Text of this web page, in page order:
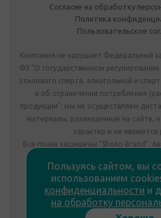
Согласие на обработку
Политика
Пользовательское
Компания не нарушает Федеральный
ФЗ "О государственном
этилового спирта, алкогольной и
и об ограничении потребления
продукции": мы не осуществляем
материалы, размещенные на сайте,
характер и не являются
Все права защищены "Shoko Brand".
Комплектация подарка может
Информация на сайте не является
Сведения о
ООО «Фабрика подарков»,
Пользуясь сайтом, вы
использованием
конфиденциальности и
на обработку